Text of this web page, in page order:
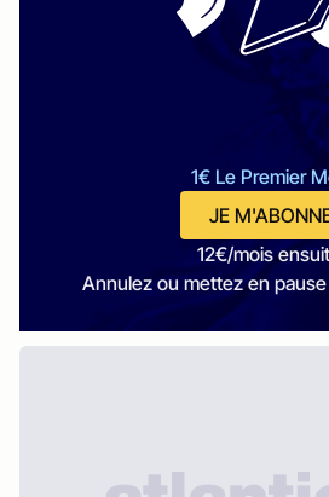
1€ Le Premier
JE
12€/mois
Annulez ou mettez en